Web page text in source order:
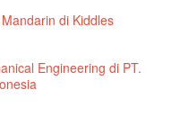
di Kiddles
Engineering di PT.